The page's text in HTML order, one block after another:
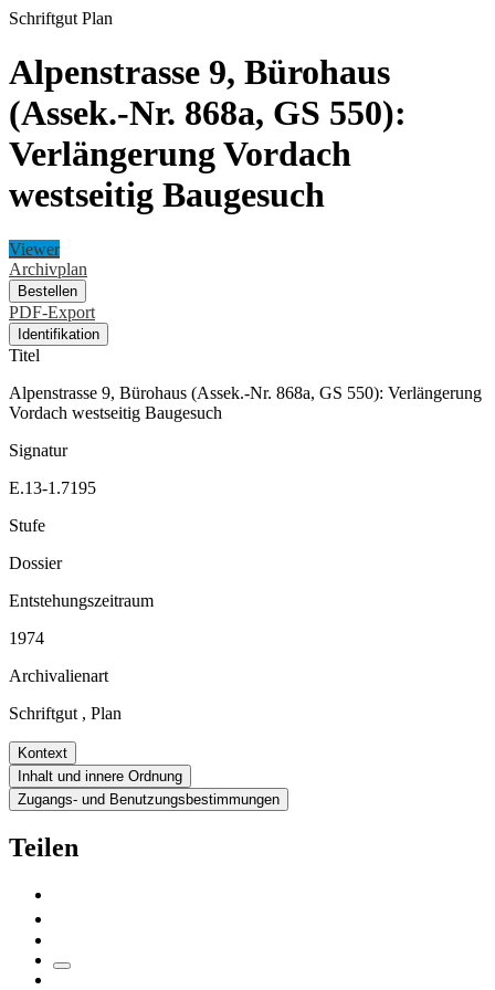
Schriftgut Plan
Alpenstrasse 9, Bürohaus
(Assek.-Nr. 868a, GS 550):
Verlängerung Vordach
westseitig Baugesuch
Viewer
Archivplan
Bestellen
PDF-Export
Identifikation
Titel
Alpenstrasse 9, Bürohaus (Assek.-Nr. 868a, GS 550): Verlängerung
Vordach westseitig Baugesuch
Signatur
E.13-1.7195
Stufe
Dossier
Entstehungszeitraum
1974
Archivalienart
Schriftgut , Plan
Kontext
Inhalt und innere Ordnung
Zugangs- und Benutzungsbestimmungen
Teilen